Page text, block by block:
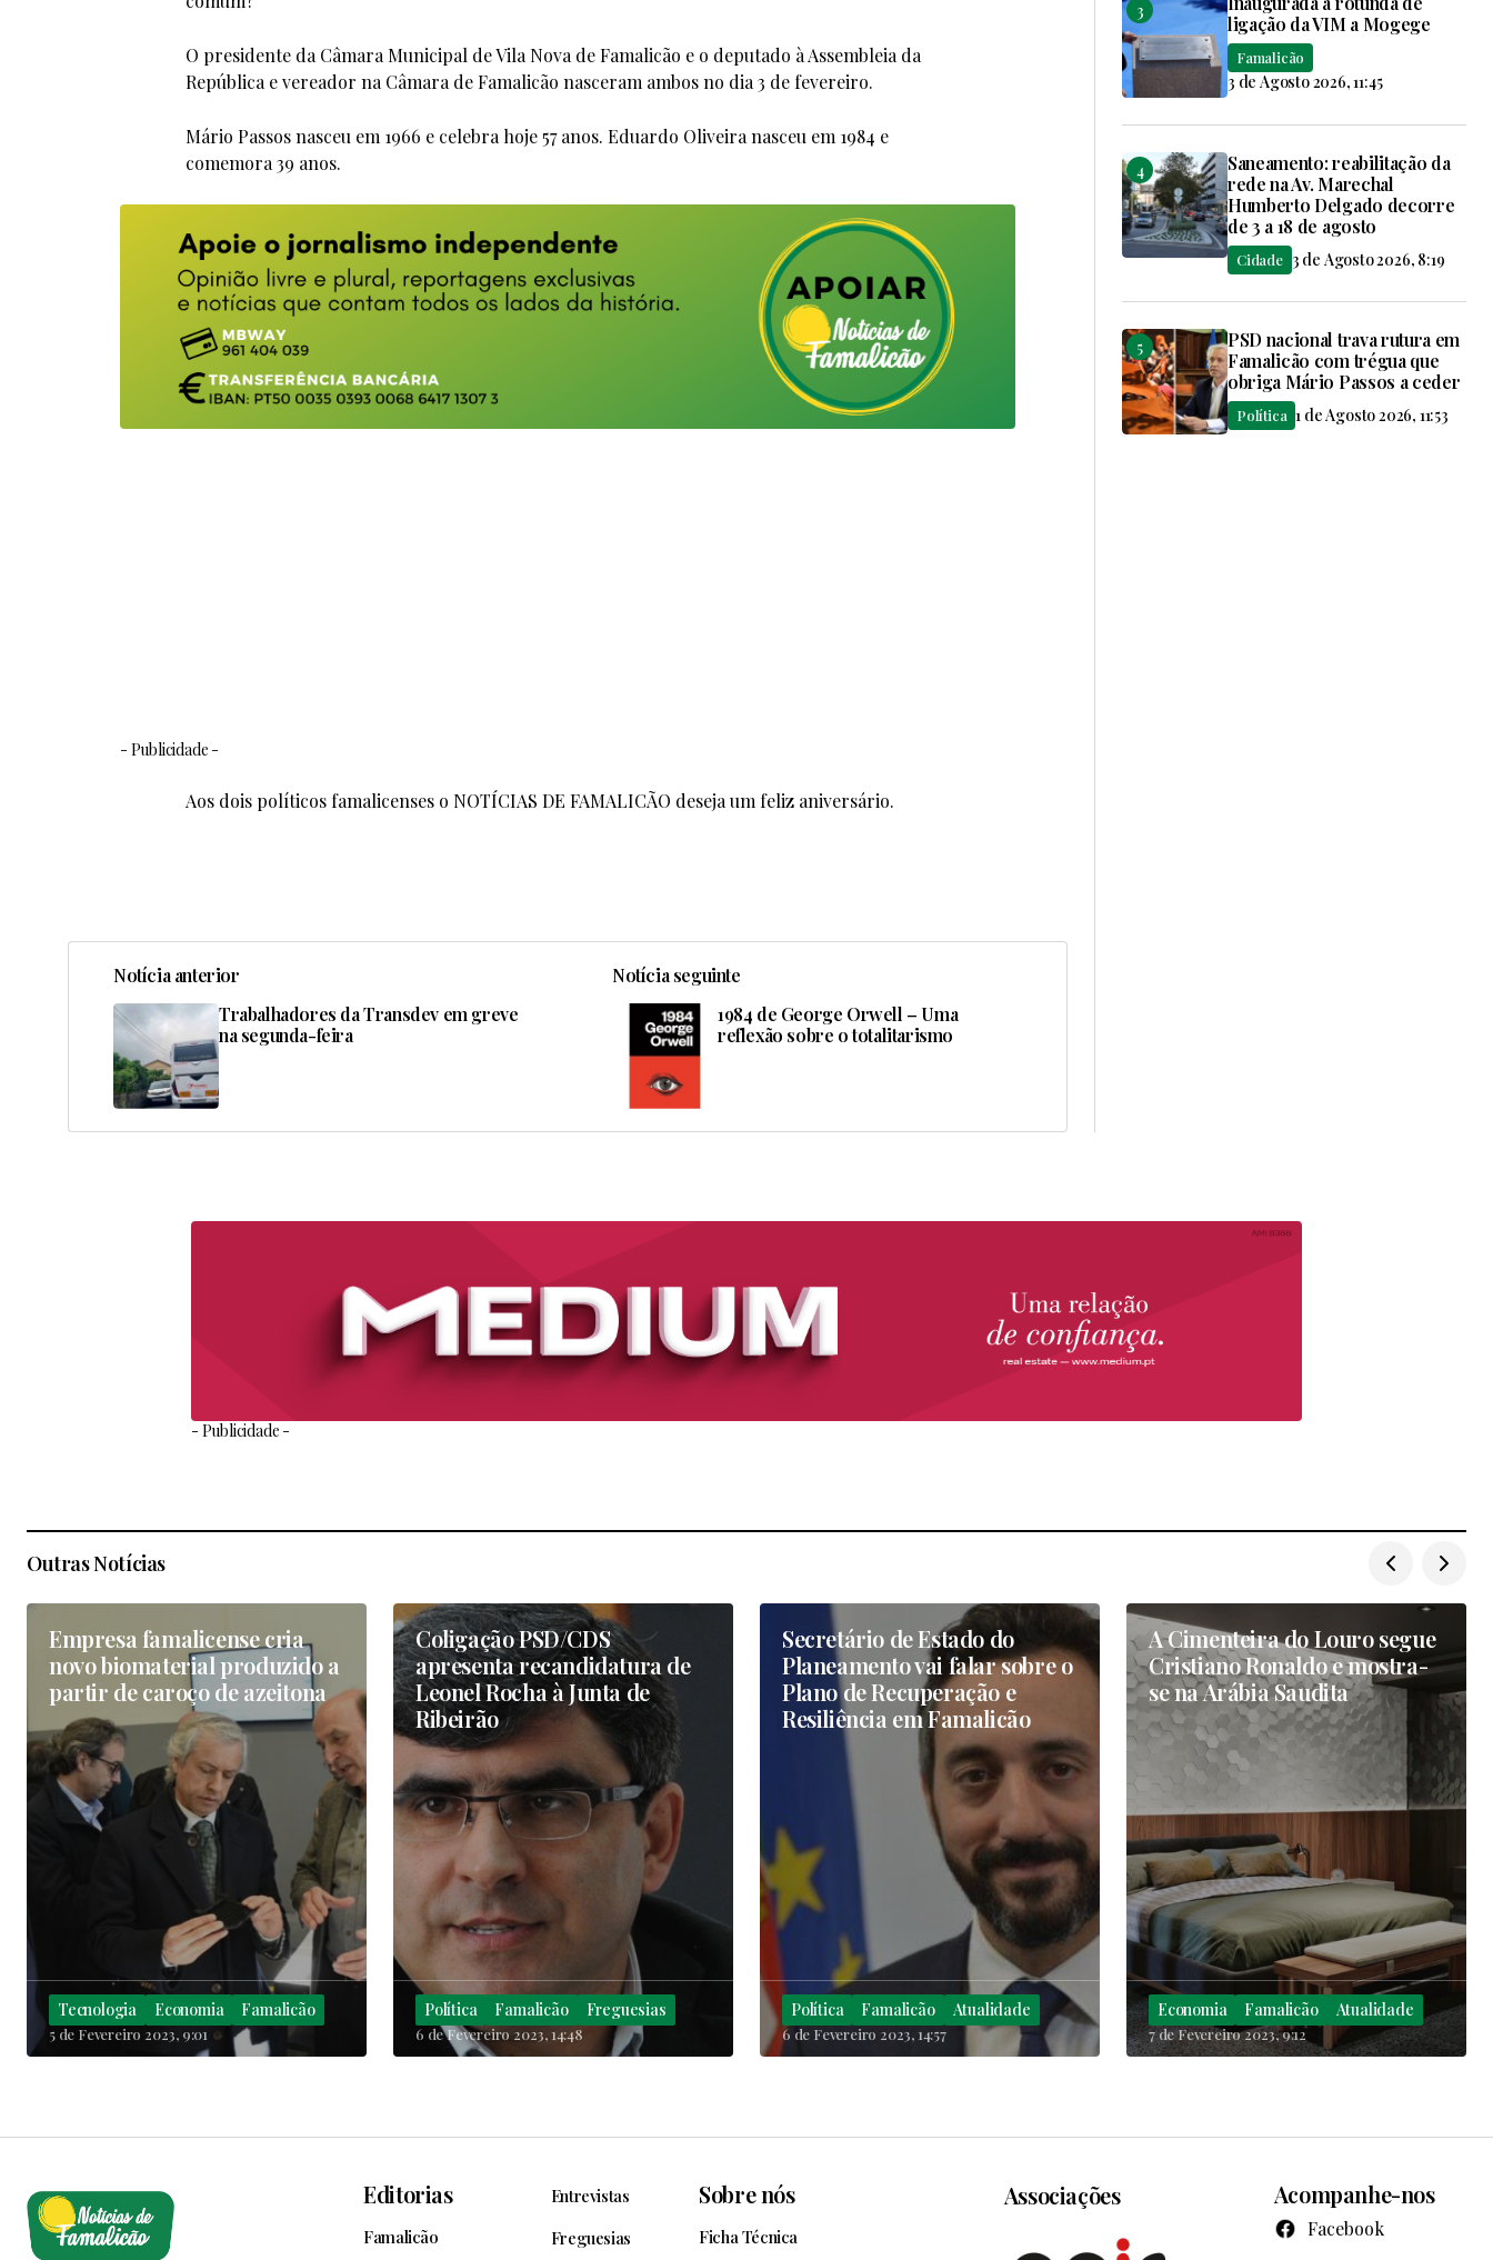
O presidente da Câmara Municipal de Vila Nova de Famalicão e o deputado à Assembleia da
República e vereador na Câmara de Famalicão nasceram ambos no dia 3 de fevereiro.
Mário Passos nasceu em 1966 e celebra hoje 57 anos. Eduardo Oliveira nasceu em 1984 e
comemora 39 anos.
- Publicidade -
Aos dois políticos famalicenses o NOTÍCIAS DE FAMALICÃO deseja um feliz aniversário.
Notícia anterior
Trabalhadores da Transdev em greve
na segunda-feira
Notícia seguinte
1984 de George Orwell – Uma
reflexão sobre o totalitarismo
ligação da VIM a Mogege
Famalicão
3 de Agosto 2026, 11:45
Saneamento: reabilitação da
rede na Av. Marechal
Humberto Delgado decorre
de 3 a 18 de agosto
Cidade 3 de Agosto 2026, 8:19
PSD nacional trava rutura em
Famalicão com trégua que
obriga Mário Passos a ceder
Política 1 de Agosto 2026, 11:53
- Publicidade -
Outras Notícias
Empresa famalicense cria
novo biomaterial produzido a
partir de caroço de azeitona
Tecnologia Economia Famalicão
5 de Fevereiro 2023, 9:01
Coligação PSD/CDS
apresenta recandidatura de
Leonel Rocha à Junta de
Ribeirão
Política Famalicão Freguesias
6 de Fevereiro 2023, 14:48
Secretário de Estado do
Planeamento vai falar sobre o
Plano de Recuperação e
Resiliência em Famalicão
Política Famalicão Atualidade
6 de Fevereiro 2023, 14:57
A Cimenteira do Louro segue
Cristiano Ronaldo e mostra-
se na Arábia Saudita
Economia Famalicão Atualidade
7 de Fevereiro 2023, 9:12
Editorias
Famalicão
Entrevistas
Freguesias
Sobre nós
Ficha Técnica
Associações Acompanhe-nos
Facebook